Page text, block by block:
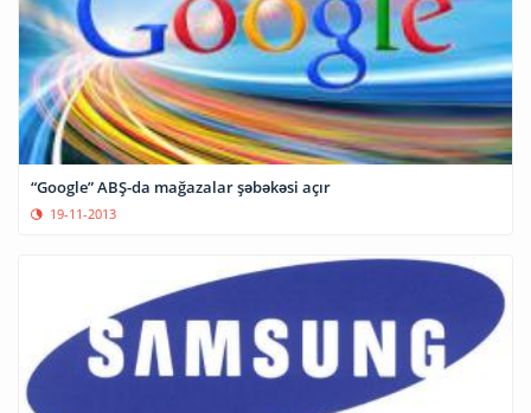
“Google” ABŞ-da mağazalar şəbəkəsi açır
19-11-2013